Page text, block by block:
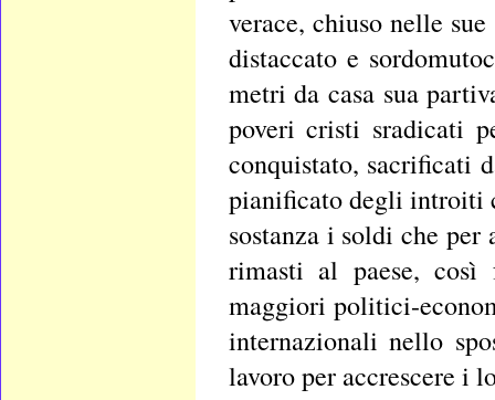
verace, chiuso nelle
distaccato e
metri da casa sua
poveri cristi sradicati
conquistato, sacrificati
pianificato degli introiti
sostanza i soldi che
rimasti al paese, così
maggiori politici-
internazionali nello
lavoro per accrescere i